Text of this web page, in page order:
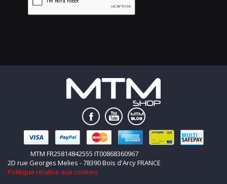
MTM FR25814842555 IT00868360967
2D rue Georges Melies - 78390 Bois d'Arcy FRANCE
Politique relative aux cookies